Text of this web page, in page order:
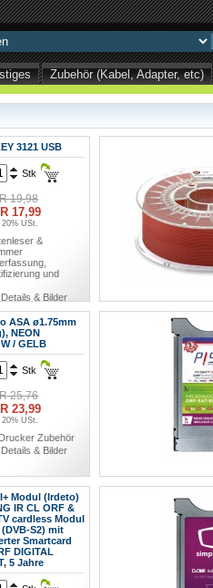
Zubehör (Kabel, Adapter, etc)
3121 USB
Stk
19,98
17,99
USt.
&
und
& Bilder
ASA ø1.75mm
NEON
/ GELB
Stk
25,76
23,99
USt.
Zubehör
& Bilder
Modul (Irdeto)
IR CL ORF &
cardless Modul
S2) mit
Smartcard
DIGITAL
5 Jahre